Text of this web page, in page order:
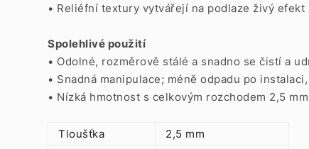
• Reliéfní textury vytvářejí na podlaze živý efekt
Spolehlivé použití
• Odolné, rozměrově stálé a snadno se čistí a
• Snadná manipulace; méně odpadu po
• Nízká hmotnost s celkovým rozchodem 2,5 mm
Tloušťka
2,5 mm